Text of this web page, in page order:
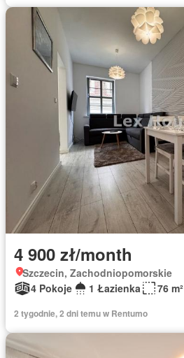
4 900 zł/month
Szczecin, Zachodniopomorskie
4 Pokoje
1 Łazienka 76 m²
2 tygodnie, 2 dni temu w Rentumo